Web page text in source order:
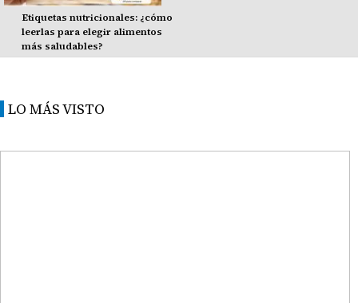
Etiquetas nutricionales: ¿cómo
leerlas para elegir alimentos
más saludables?
LO MÁS VISTO